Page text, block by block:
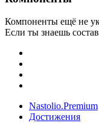
Компоненты ещё не
Если ты знаешь
Nastolio.Premium
Достижения